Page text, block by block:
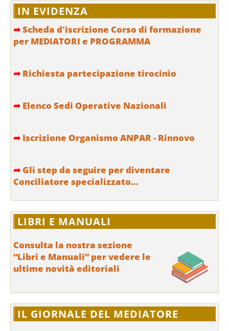
IN EVIDENZA
➦Scheda d'iscrizione Corso di formazione
per MEDIATORI e PROGRAMMA
➦ Richiesta partecipazione tirocinio
➦ Elenco Sedi Operative Nazionali
➦ Iscrizione Organismo ANPAR - Rinnovo
➦ Gli step da seguire per diventare
Conciliatore specializzato...
LIBRI E MANUALI
Consulta la nostra sezione
“Libri e Manuali” per vedere le
ultime novità editoriali
IL GIORNALE DEL MEDIATORE